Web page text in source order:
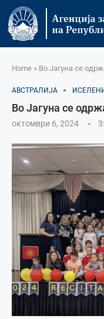
Home » Во Јагуна се
АВСТРАЛИЈА
Во Јагуна се
октомври 6, 2024